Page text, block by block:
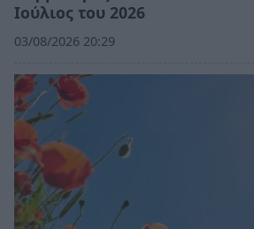
Ιούλιος του 2026
03/08/2026 20:29